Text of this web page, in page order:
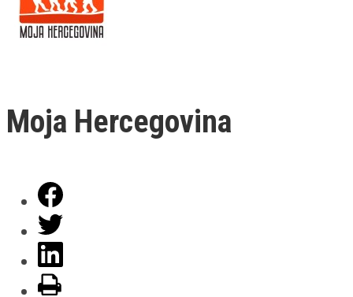
Moja Hercegovina